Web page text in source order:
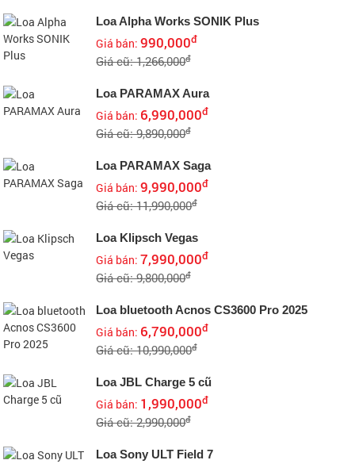
Loa Alpha Works SONIK Plus
Giá bán:990,000đ
Giá cũ: 1,266,000đ
Loa PARAMAX Aura
Giá bán: 6,990,000đ
Giá cũ: 9,890,000đ
Loa PARAMAX Saga
Giá bán:9,990,000đ
Giá cũ: 11,990,000đ
Loa Klipsch Vegas
Giá bán:7,990,000đ
Giá cũ: 9,800,000đ
Loa bluetooth Acnos CS3600 Pro 2025
Giá bán: 6,790,000đ
Giá cũ: 10,990,000đ
Loa JBL Charge 5 cũ
Giá bán: 1,990,000đ
Giá cũ: 2,990,000đ
Loa Sony ULT Field 7